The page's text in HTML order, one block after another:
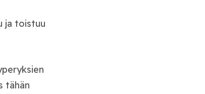
ja toistuu
tähän